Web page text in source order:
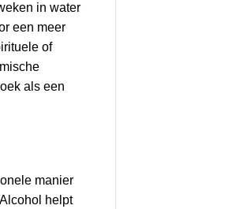
in water
een meer
of
als een
manier
helpt